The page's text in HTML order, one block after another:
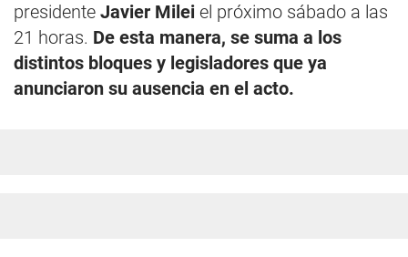
presidente Javier Milei el próximo sábado a las
21 horas. De esta manera, se suma a los
distintos bloques y legisladores que ya
anunciaron su ausencia en el acto.